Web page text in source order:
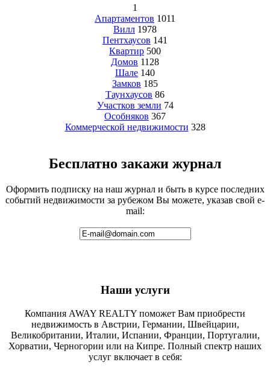
1
Апартаментов 1011
Вилл 1978
Пентхаусов 141
Квартир 500
Домов 1128
Шале 140
Замков 185
Таунхаусов 86
Участков земли 74
Особняков 367
Коммерческой недвижимости 328
Бесплатно закажи журнал
Оформить подписку на наш журнал и быть в курсе последних
событий недвижимости за рубежом Вы можете, указав свой e-
mail:
Наши услуги
Компания AWAY REALTY поможет Вам приобрести
недвижимость в Австрии, Германии, Швейцарии,
Великобритании, Италии, Испании, Франции, Португалии,
Хорватии, Черногории или на Кипре. Полный спектр наших
услуг включает в себя: